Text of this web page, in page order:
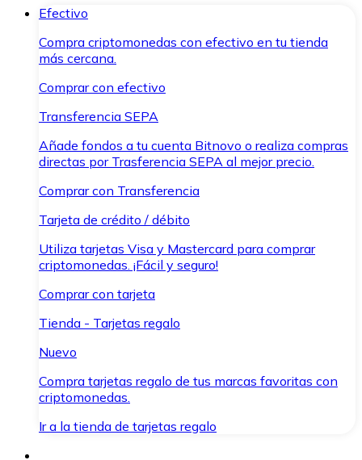
Efectivo
Compra criptomonedas con efectivo en tu tienda
más cercana.
Comprar con efectivo
Transferencia SEPA
Añade fondos a tu cuenta Bitnovo o realiza compras
directas por Trasferencia SEPA al mejor precio.
Comprar con Transferencia
Tarjeta de crédito / débito
Utiliza tarjetas Visa y Mastercard para comprar
criptomonedas. ¡Fácil y seguro!
Comprar con tarjeta
Tienda - Tarjetas regalo
Nuevo
Compra tarjetas regalo de tus marcas favoritas con
criptomonedas.
Ir a la tienda de tarjetas regalo